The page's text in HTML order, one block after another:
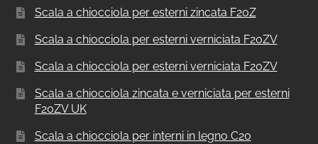
Scala a chiocciola per esterni zincata F20Z
Scala a chiocciola per esterni verniciata F20ZV
Scala a chiocciola per esterni verniciata F20ZV
Scala a chiocciola zincata e verniciata per esterni
F20ZV UK
Scala a chiocciola per interni in legno C20